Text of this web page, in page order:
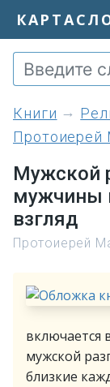
книги
Протоиерей
Мужской
мужчины
взгляд
Протоиерей
включается
мужской
близкие